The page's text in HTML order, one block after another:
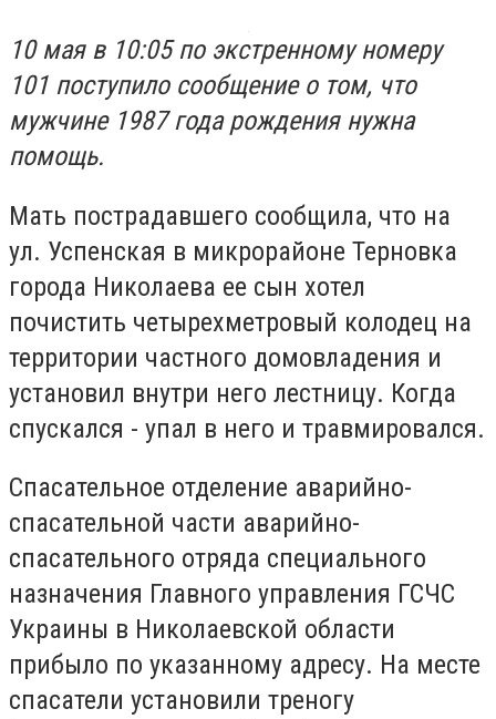
10 мая в 10:05 по экстренному номеру
101 поступило сообщение о том, что
мужчине 1987 года рождения нужна
помощь.
Мать пострадавшего сообщила, что на
ул. Успенская в микрорайоне Терновка
города Николаева ее сын хотел
почистить четырехметровый колодец на
территории частного домовладения и
установил внутри него лестницу. Когда
спускался - упал в него и травмировался.
Спасательное отделение аварийно-
спасательной части аварийно-
спасательного отряда специального
назначения Главного управления ГСЧС
Украины в Николаевской области
прибыло по указанному адресу. На месте
спасатели установили треногу